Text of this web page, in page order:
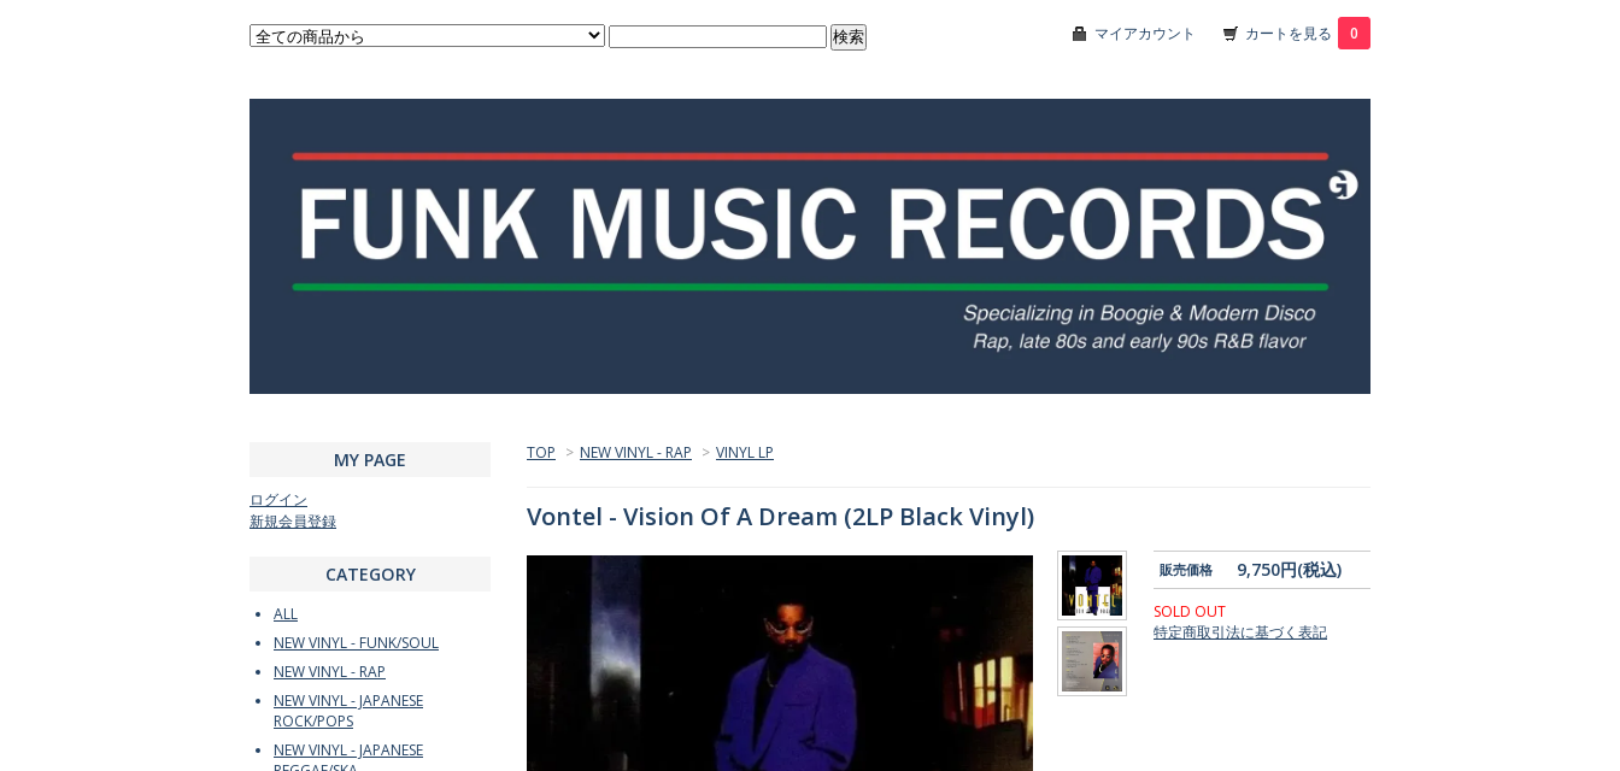
マイアカウント カートを見る 0
TOP > NEW VINYL - RAP > VINYL LP
Vontel - Vision Of A Dream (2LP Black Vinyl)
販売価格 9,750円(税込)
SOLD OUT
特定商取引法に基づく表記
MY PAGE
ログイン
新規会員登録
CATEGORY
ALL
NEW VINYL - FUNK/SOUL
NEW VINYL - RAP
NEW VINYL - JAPANESE
ROCK/POPS
NEW VINYL - JAPANESE